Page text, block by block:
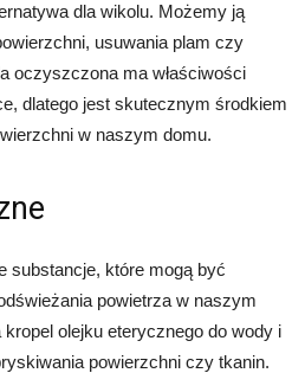
dla wikolu. Możemy ją
usuwania plam czy
oczyszczona ma właściwości
dlatego jest skutecznym środkiem
w naszym domu.
substancje, które mogą być
powietrza w naszym
olejku eterycznego do wody i
powierzchni czy tkanin.